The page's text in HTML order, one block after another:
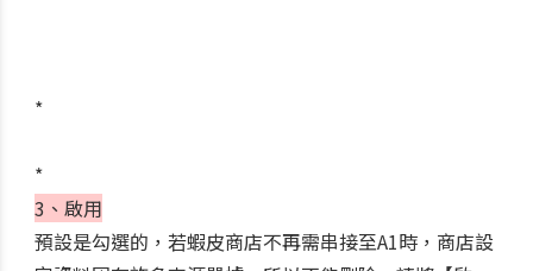
*
*
3、啟用
預設是勾選的，若蝦皮商店不再需串接至A1時，商店設